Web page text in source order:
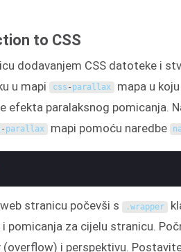
to CSS
dodavanjem CSS datoteke i
u mapi
css - parallax mapa u
efekta paralaksnog pomicanja.
- parallax mapi pomoću naredbe
stranicu počevši s .wrapper
pomicanja za cijelu stranicu.
(overflow) i perspektivu.